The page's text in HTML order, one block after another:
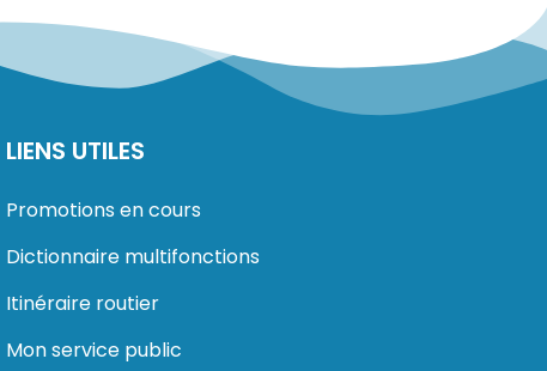
LIENS UTILES
Promotions en cours
Dictionnaire multifonctions
Itinéraire routier
Mon service public